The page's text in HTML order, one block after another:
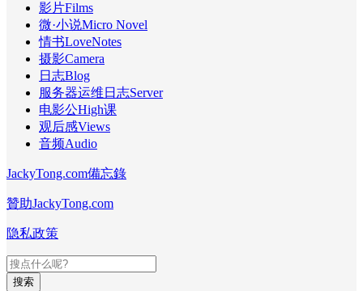
影片Films
微·小说Micro Novel
情书LoveNotes
摄影Camera
日志Blog
服务器运维日志Server
电影公High课
观后感Views
音频Audio
JackyTong.com備忘錄
贊助JackyTong.com
隐私政策
搜索